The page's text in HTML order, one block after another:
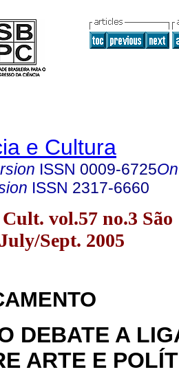
e Cultura
ISSN 0009-6725
ISSN 2317-6660
vol.57 no.3 São
Sept. 2005
DEBATE A
ARTE E